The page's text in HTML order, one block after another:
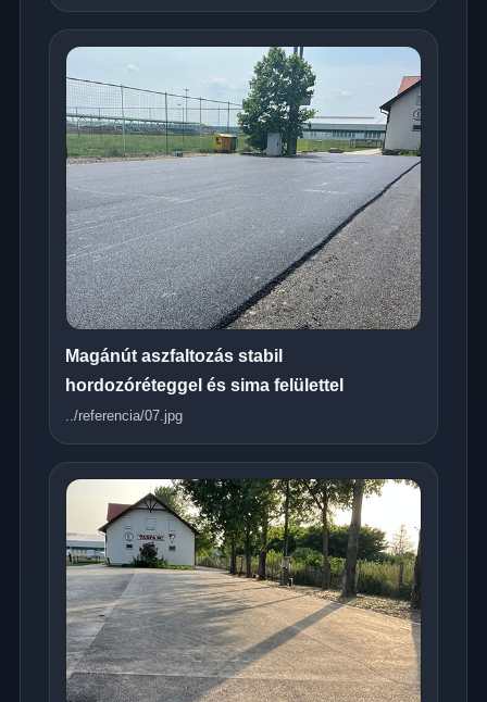
Magánút aszfaltozás stabil
hordozóréteggel és sima felülettel
../referencia/07.jpg